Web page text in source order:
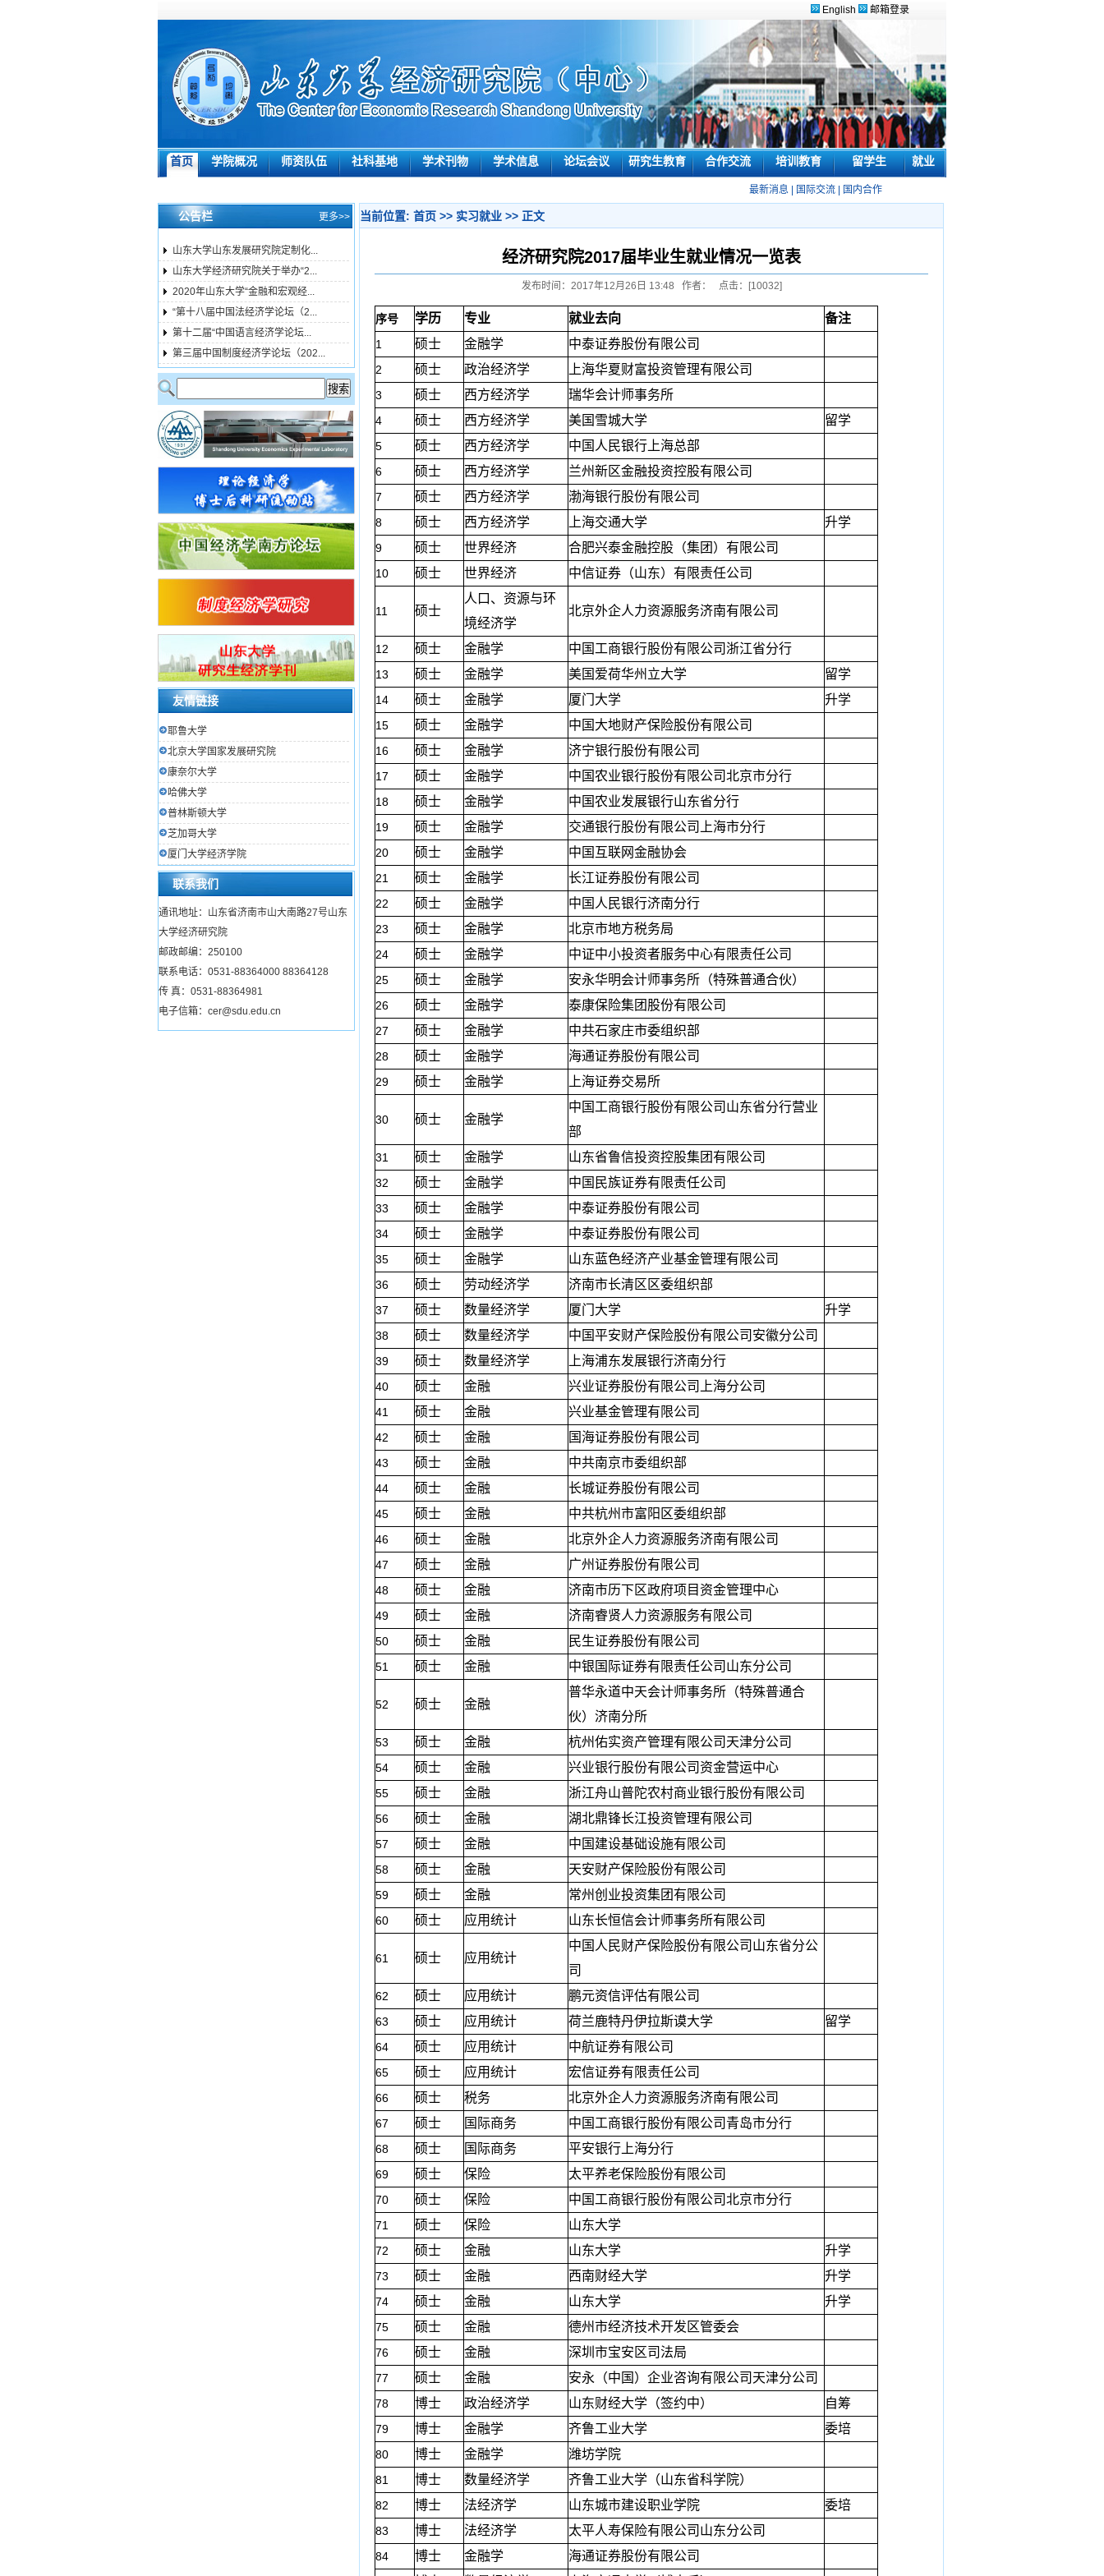
English 邮箱登录
首页 学院概况 师资队伍 社科基地 学术刊物 学术信息 论坛会议 研究生教育 合作交流 培训教育 留学生 就业
最新消息 国际交流 国内合作
公告栏 更多>>
山东大学山东发展研究院定制化...
山东大学经济研究院关于举办“2...
2020年山东大学“金融和宏观经...
“第十八届中国法经济学论坛（2...
第十二届“中国语言经济学论坛...
第三届中国制度经济学论坛（202...
友情链接
耶鲁大学
北京大学国家发展研究院
康奈尔大学
哈佛大学
普林斯顿大学
芝加哥大学
厦门大学经济学院
联系我们
通讯地址：山东省济南市山大南路27号山东
大学经济研究院
邮政邮编：250100
联系电话：0531-88364000 88364128
传 真：0531-88364981
电子信箱：cer@sdu.edu.cn
当前位置: 首页 >> 实习就业 >> 正文
经济研究院2017届毕业生就业情况一览表
发布时间：2017年12月26日 13:48 作者： 点击：[10032]
序号 学历 专业 就业去向 备注
1 硕士 金融学 中泰证券股份有限公司
2 硕士 政治经济学 上海华夏财富投资管理有限公司
3 硕士 西方经济学 瑞华会计师事务所
4 硕士 西方经济学 美国雪城大学 留学
5 硕士 西方经济学 中国人民银行上海总部
6 硕士 西方经济学 兰州新区金融投资控股有限公司
7 硕士 西方经济学 渤海银行股份有限公司
8 硕士 西方经济学 上海交通大学 升学
9 硕士 世界经济 合肥兴泰金融控股（集团）有限公司
10 硕士 世界经济 中信证券（山东）有限责任公司
11 硕士
人口、资源与环
境经济学
北京外企人力资源服务济南有限公司
12 硕士 金融学 中国工商银行股份有限公司浙江省分行
13 硕士 金融学 美国爱荷华州立大学 留学
14 硕士 金融学 厦门大学 升学
15 硕士 金融学 中国大地财产保险股份有限公司
16 硕士 金融学 济宁银行股份有限公司
17 硕士 金融学 中国农业银行股份有限公司北京市分行
18 硕士 金融学 中国农业发展银行山东省分行
19 硕士 金融学 交通银行股份有限公司上海市分行
20 硕士 金融学 中国互联网金融协会
21 硕士 金融学 长江证券股份有限公司
22 硕士 金融学 中国人民银行济南分行
23 硕士 金融学 北京市地方税务局
24 硕士 金融学 中证中小投资者服务中心有限责任公司
25 硕士 金融学 安永华明会计师事务所（特殊普通合伙）
26 硕士 金融学 泰康保险集团股份有限公司
27 硕士 金融学 中共石家庄市委组织部
28 硕士 金融学 海通证券股份有限公司
29 硕士 金融学 上海证券交易所
30 硕士 金融学
中国工商银行股份有限公司山东省分行营业
部
31 硕士 金融学 山东省鲁信投资控股集团有限公司
32 硕士 金融学 中国民族证券有限责任公司
33 硕士 金融学 中泰证券股份有限公司
34 硕士 金融学 中泰证券股份有限公司
35 硕士 金融学 山东蓝色经济产业基金管理有限公司
36 硕士 劳动经济学 济南市长清区区委组织部
37 硕士 数量经济学 厦门大学 升学
38 硕士 数量经济学 中国平安财产保险股份有限公司安徽分公司
39 硕士 数量经济学 上海浦东发展银行济南分行
40 硕士 金融 兴业证券股份有限公司上海分公司
41 硕士 金融 兴业基金管理有限公司
42 硕士 金融 国海证券股份有限公司
43 硕士 金融 中共南京市委组织部
44 硕士 金融 长城证券股份有限公司
45 硕士 金融 中共杭州市富阳区委组织部
46 硕士 金融 北京外企人力资源服务济南有限公司
47 硕士 金融 广州证券股份有限公司
48 硕士 金融 济南市历下区政府项目资金管理中心
49 硕士 金融 济南睿贤人力资源服务有限公司
50 硕士 金融 民生证券股份有限公司
51 硕士 金融 中银国际证券有限责任公司山东分公司
52 硕士 金融
普华永道中天会计师事务所（特殊普通合
伙）济南分所
53 硕士 金融 杭州佑实资产管理有限公司天津分公司
54 硕士 金融 兴业银行股份有限公司资金营运中心
55 硕士 金融 浙江舟山普陀农村商业银行股份有限公司
56 硕士 金融 湖北鼎锋长江投资管理有限公司
57 硕士 金融 中国建设基础设施有限公司
58 硕士 金融 天安财产保险股份有限公司
59 硕士 金融 常州创业投资集团有限公司
60 硕士 应用统计 山东长恒信会计师事务所有限公司
61 硕士 应用统计
中国人民财产保险股份有限公司山东省分公
司
62 硕士 应用统计 鹏元资信评估有限公司
63 硕士 应用统计 荷兰鹿特丹伊拉斯谟大学 留学
64 硕士 应用统计 中航证券有限公司
65 硕士 应用统计 宏信证券有限责任公司
66 硕士 税务 北京外企人力资源服务济南有限公司
67 硕士 国际商务 中国工商银行股份有限公司青岛市分行
68 硕士 国际商务 平安银行上海分行
69 硕士 保险 太平养老保险股份有限公司
70 硕士 保险 中国工商银行股份有限公司北京市分行
71 硕士 保险 山东大学
72 硕士 金融 山东大学 升学
73 硕士 金融 西南财经大学 升学
74 硕士 金融 山东大学 升学
75 硕士 金融 德州市经济技术开发区管委会
76 硕士 金融 深圳市宝安区司法局
77 硕士 金融 安永（中国）企业咨询有限公司天津分公司
78 博士 政治经济学 山东财经大学（签约中） 自筹
79 博士 金融学 齐鲁工业大学 委培
80 博士 金融学 潍坊学院
81 博士 数量经济学 齐鲁工业大学（山东省科学院）
82 博士 法经济学 山东城市建设职业学院 委培
83 博士 法经济学 太平人寿保险有限公司山东分公司
84 博士 金融学 海通证券股份有限公司